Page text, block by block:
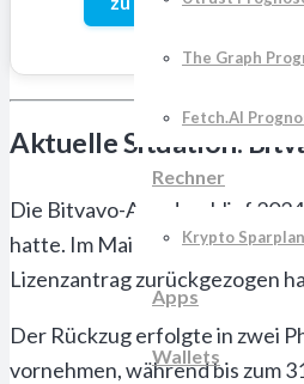
The Graph
Fetch.AI
Rechner
Krypto
Apps
Wallets
Aktuelle Situation:
Die Bitvavo-App durchlief
hatte. Im Mai 2024 zog sich
Lizenzantrag zurückgezogen
Der Rückzug erfolgte in zwei
vornehmen, während bis zum